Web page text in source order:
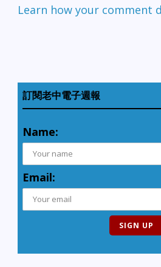
Learn how your comment
訂閱老中電子週報
Name:
Email: